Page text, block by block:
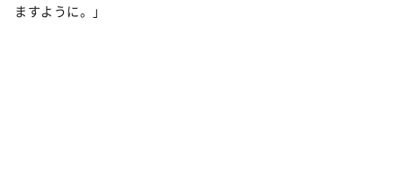
ますように。」